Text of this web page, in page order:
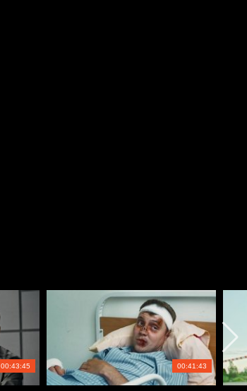
00:43:45 00:41:43